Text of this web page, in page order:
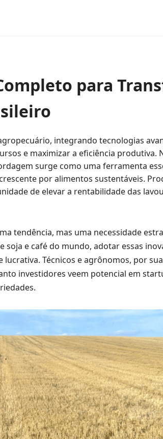
para
integrando tecnologias
e maximizar a eficiência produtiva.
surge como uma ferramenta
por alimentos sustentáveis.
de elevar a rentabilidade das
tendência, mas uma necessidade
e café do mundo, adotar essas
Técnicos e agrônomos, por
investidores veem potencial em